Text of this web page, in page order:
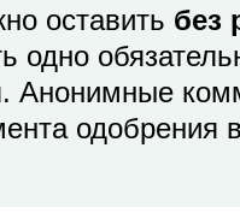
оставить без
одно
. Анонимные
одобрения